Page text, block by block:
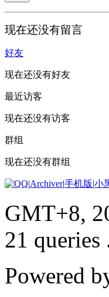
现在还没有留言
好友
现在还没有好友
最近访客
现在还没有访客
群组
现在还没有群组
|Archiver|手机版|小
GMT+8,
21 queries
Powered